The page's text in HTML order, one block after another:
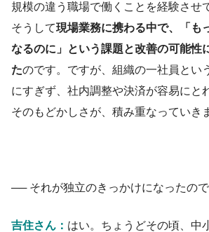
規模の違う職場で働くことを経験させ
そうして現場業務に携わる中で、「も
なるのに」という課題と改善の可能性
たのです。ですが、組織の一社員とい
にすぎず、社内調整や決済が容易にと
そのもどかしさが、積み重なっていき
── それが独立のきっかけになったので
吉住さん： はい。ちょうどその頃、中